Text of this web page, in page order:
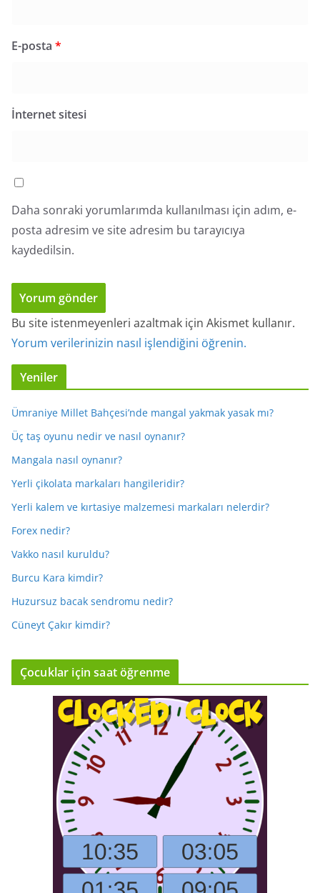
E-posta *
İnternet sitesi
Daha sonraki yorumlarımda kullanılması için adım, e-
posta adresim ve site adresim bu tarayıcıya
kaydedilsin.
Bu site istenmeyenleri azaltmak için Akismet kullanır.
Yorum verilerinizin nasıl işlendiğini öğrenin.
Yeniler
Ümraniye Millet Bahçesi’nde mangal yakmak yasak mı?
Üç taş oyunu nedir ve nasıl oynanır?
Mangala nasıl oynanır?
Yerli çikolata markaları hangileridir?
Yerli kalem ve kırtasiye malzemesi markaları nelerdir?
Forex nedir?
Vakko nasıl kuruldu?
Burcu Kara kimdir?
Huzursuz bacak sendromu nedir?
Cüneyt Çakır kimdir?
Çocuklar için saat öğrenme